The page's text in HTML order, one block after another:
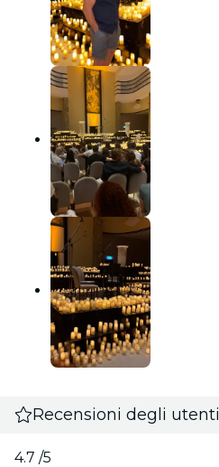
Recensioni degli utenti
4.7 /5